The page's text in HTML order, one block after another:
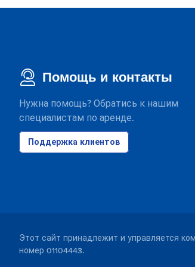
Помощь и контакты
Нужна помощь? Обратись к нашим
специалистам по аренде.
Поддержка клиентов
Этот сайт принадлежит и управляется
номер 01104443.